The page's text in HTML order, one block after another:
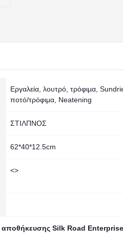
Εργαλεία, λουτρό, τρόφιμα,
ποτό/τρόφιμα, Neatening
ΣΤΙΛΠΝΟΣ
62*40*12.5cm
<>
Silk Road Enterprise